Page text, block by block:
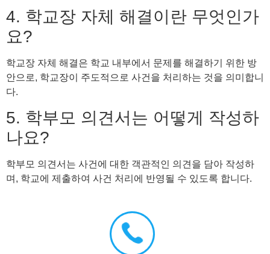
4. 학교장 자체 해결이란 무엇인가
요?
학교장 자체 해결은 학교 내부에서 문제를 해결하기 위한 방
안으로, 학교장이 주도적으로 사건을 처리하는 것을 의미합니
다.
5. 학부모 의견서는 어떻게 작성하
나요?
학부모 의견서는 사건에 대한 객관적인 의견을 담아 작성하
며, 학교에 제출하여 사건 처리에 반영될 수 있도록 합니다.